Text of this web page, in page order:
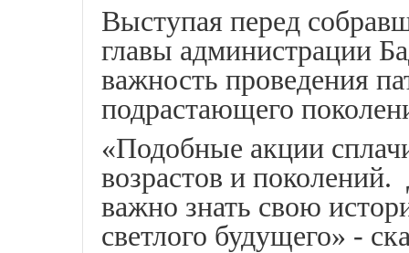
Выступая перед
главы администрации
важность проведения
подрастающего
«Подобные акции
возрастов и
важно знать свою
светлого будущего» -